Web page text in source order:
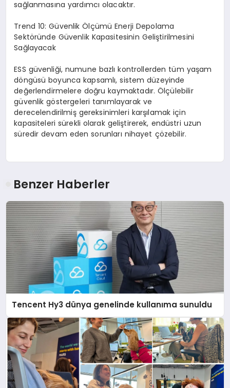
sağlanmasına yardımcı olacaktır.
Trend 10: Güvenlik Ölçümü Enerji Depolama
Sektöründe Güvenlik Kapasitesinin Geliştirilmesini
Sağlayacak
ESS güvenliği, numune bazlı kontrollerden tüm yaşam
döngüsü boyunca kapsamlı, sistem düzeyinde
değerlendirmelere doğru kaymaktadır. Ölçülebilir
güvenlik göstergeleri tanımlayarak ve
derecelendirilmiş gereksinimleri karşılamak için
kapasiteleri sürekli olarak geliştirerek, endüstri uzun
süredir devam eden sorunları nihayet çözebilir.
Benzer Haberler
Tencent Hy3 dünya genelinde kullanıma sunuldu